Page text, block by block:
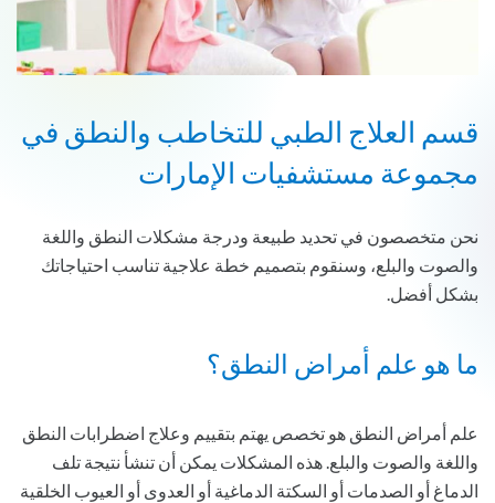
قسم العلاج الطبي للتخاطب والنطق في
مجموعة مستشفيات الإمارات
نحن متخصصون في تحديد طبيعة ودرجة مشكلات النطق واللغة
والصوت والبلع، وسنقوم بتصميم خطة علاجية تناسب احتياجاتك
بشكل أفضل.
ما هو علم أمراض النطق؟
علم أمراض النطق هو تخصص يهتم بتقييم وعلاج اضطرابات النطق
واللغة والصوت والبلع. هذه المشكلات يمكن أن تنشأ نتيجة تلف
الدماغ أو الصدمات أو السكتة الدماغية أو العدوى أو العيوب الخلقية